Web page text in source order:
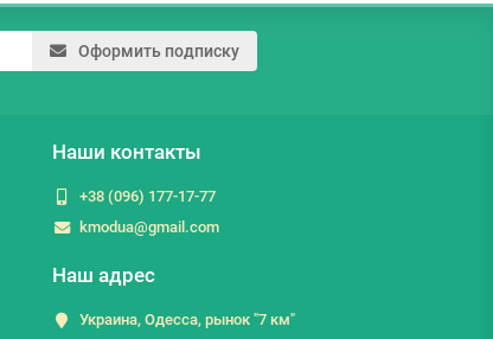
Оформить подписку
Наши контакты
+38 (096) 177-17-77
kmodua@gmail.com
Наш адрес
Украина, Одесса, рынок "7 км"